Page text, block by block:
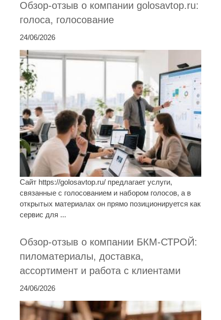
Обзор-отзыв о компании golosavtop.ru:
голоса, голосование
24/06/2026
Сайт https://golosavtop.ru/ предлагает услуги,
связанные с голосованием и набором голосов, а в
открытых материалах он прямо позиционируется как
сервис для ...
Обзор-отзыв о компании БКМ-СТРОЙ:
пиломатериалы, доставка,
ассортимент и работа с клиентами
24/06/2026